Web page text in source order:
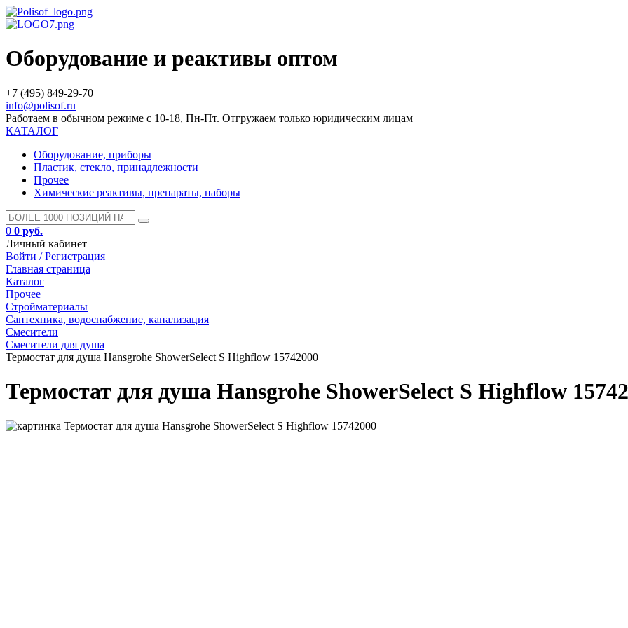
Оборудование и реактивы оптом
+7 (495) 849-29-70
info@polisof.ru
Работаем в обычном режиме с 10-18, Пн-Пт. Отгружаем только юридическим лицам
КАТАЛОГ
Оборудование, приборы
Пластик, стекло, принадлежности
Прочее
Химические реактивы, препараты, наборы
0 0 руб.
Личный кабинет
Войти / Регистрация
Главная страница
Каталог
Прочее
Стройматериалы
Сантехника, водоснабжение, канализация
Смесители
Смесители для душа
Термостат для душа Hansgrohe ShowerSelect S Highflow 15742000
Термостат для душа Hansgrohe ShowerSelect S Highflow